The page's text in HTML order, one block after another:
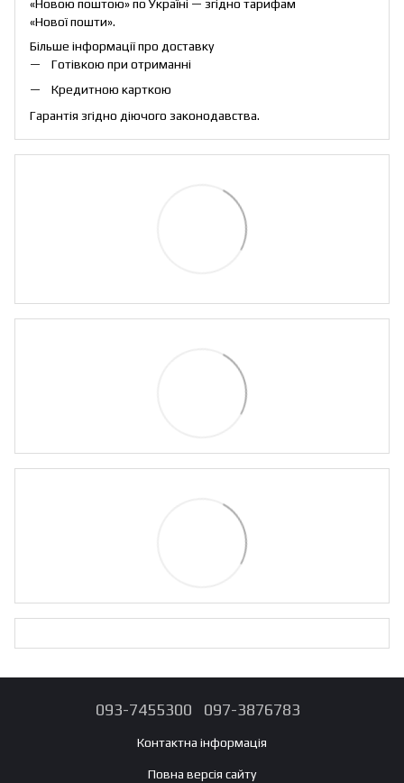
«Новою поштою» по Україні — згідно тарифам
«Нової пошти».
Більше інформації про доставку
Готівкою при отриманні
Кредитною карткою
Гарантія згідно діючого законодавства.
093-7455300 097-3876783
Контактна інформація
Повна версія сайту